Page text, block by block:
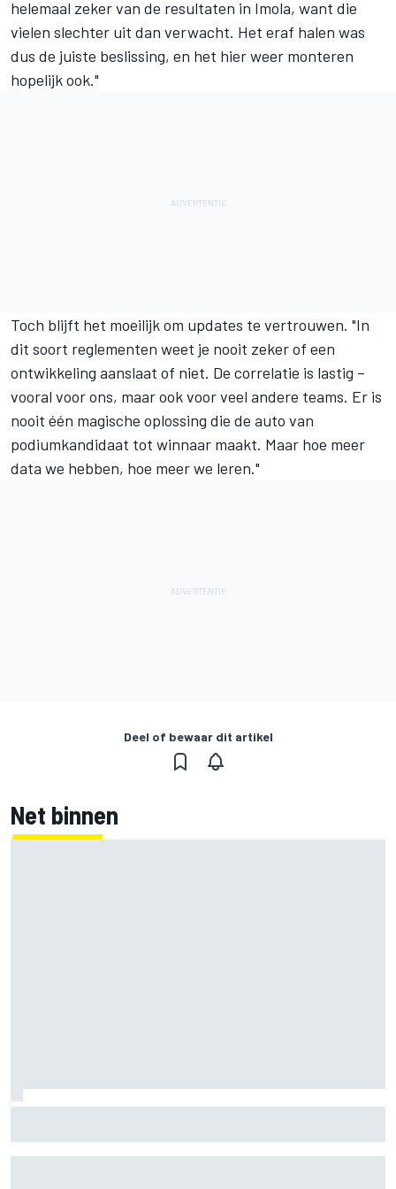
helemaal zeker van de resultaten in Imola, want die
vielen slechter uit dan verwacht. Het eraf halen was
dus de juiste beslissing, en het hier weer monteren
hopelijk ook."
Toch blijft het moeilijk om updates te vertrouwen. "In
dit soort reglementen weet je nooit zeker of een
ontwikkeling aanslaat of niet. De correlatie is lastig –
vooral voor ons, maar ook voor veel andere teams. Er is
nooit één magische oplossing die de auto van
podiumkandidaat tot winnaar maakt. Maar hoe meer
data we hebben, hoe meer we leren."
Deel of bewaar dit artikel
Net binnen